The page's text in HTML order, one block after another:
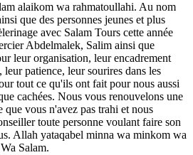
alaikom wa rahmatoullahi. Au nom
que des personnes jeunes et plus
avec Salam Tours cette année
Abdelmalek, Salim ainsi que
leur organisation, leur encadrement
patience, leur sourires dans les
tout ce qu'ils ont fait pour nous aussi
cachées. Nous vous renouvelons une
vous n'avez pas trahi et nous
toute personne voulant faire son
Allah yataqabel minna wa minkom wa
Salam.